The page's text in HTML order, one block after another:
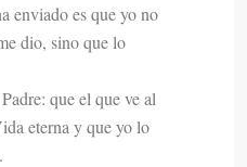
enviado es que yo no
dio, sino que lo
que el que ve al
eterna y que yo lo